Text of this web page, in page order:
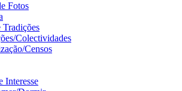
Fotos
Tradições
Colectividades
Censos
Interesse